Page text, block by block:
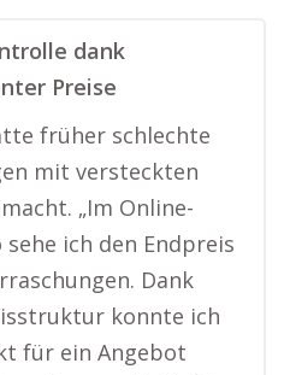
dank
Preise
früher schlechte
mit versteckten
„Im Online-
sehe ich den Endpreis
Dank
konnte ich
für ein Angebot